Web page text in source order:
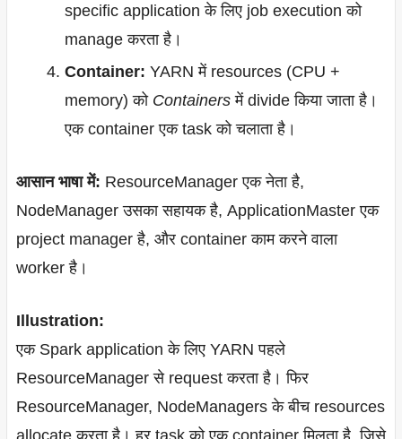
specific application के लिए job execution को
manage करता है।
Container: YARN में resources (CPU +
memory) को Containersमें divide किया जाता है।
एक container एक task को चलाता है।
आसान भाषा में: ResourceManager एक नेता है,
NodeManager उसका सहायक है, ApplicationMaster एक
project manager है, और container काम करने वाला
worker है।
Illustration:
एक Spark application के लिए YARN पहले
ResourceManager से request करता है। फिर
ResourceManager, NodeManagers के बीच resources